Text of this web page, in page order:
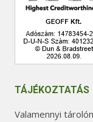
TÁJÉKOZTATÁS
Valamennyi